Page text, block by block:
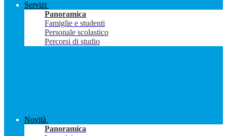
Servizi
Panoramica
Famiglie e studenti
Personale scolastico
Percorsi di studio
Novità
Panoramica